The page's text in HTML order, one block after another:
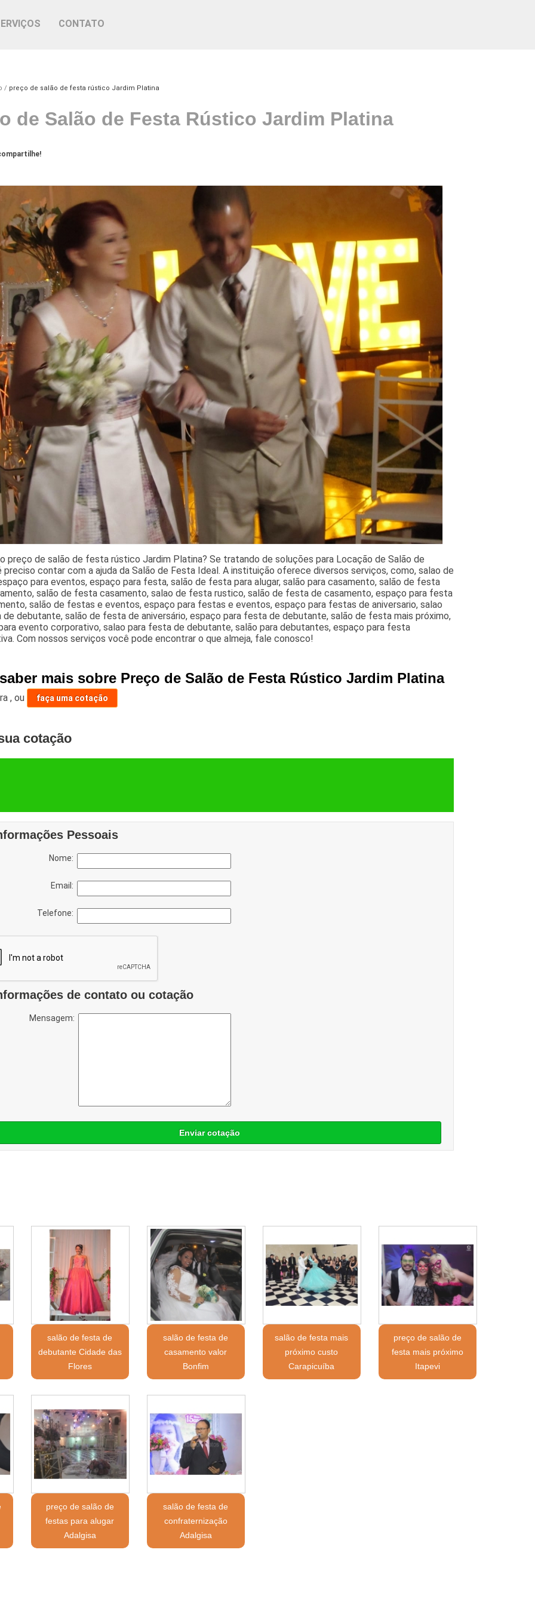
CONTATO
preço de salão de festa rústico Jardim Platina
de Salão de Festa Rústico Jardim Platina
preço de salão de festa rústico Jardim Platina? Se tratando de soluções para Locação de Salão de
preciso contar com a ajuda da Salão de Festa Ideal. A instituição oferece diversos serviços, como, salao de
para eventos, espaço para festa, salão de festa para alugar, salão para casamento, salão de festa
salão de festa casamento, salao de festa rustico, salão de festa de casamento, espaço para festa
salão de festas e eventos, espaço para festas e eventos, espaço para festas de aniversario, salao
debutante, salão de festa de aniversário, espaço para festa de debutante, salão de festa mais próximo,
evento corporativo, salao para festa de debutante, salão para debutantes, espaço para festa
Com nossos serviços você pode encontrar o que almeja, fale conosco!
mais sobre Preço de Salão de Festa Rústico Jardim Platina
,ou faça uma cotação
cotação
Pessoais
Nome:
Email:
Telefone:
de contato ou cotação
Mensagem:
Enviar cotação
salão de festa de
debutante Cidade das
Flores
salão de festa de
casamento valor
Bonfim
salão de festa mais
próximo custo
Carapicuíba
preço de salão de
festa mais próximo
Itapevi
preço de salão de
festas para alugar
Adalgisa
salão de festa de
confraternização
Adalgisa